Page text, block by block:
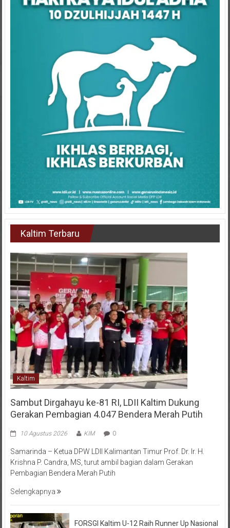
Kaltim Terbaru
Kaltim
Sambut Dirgahayu ke-81 RI, LDII Kaltim Dukung
Gerakan Pembagian 4.047 Bendera Merah Putih
10 Agustus 2026 KIM 0
Samarinda – Ketua DPW LDII Kalimantan Timur Prof. Dr. Ir. H.
Krishna P. Candra, MS, turut ambil bagian dalam Gerakan
Pembagian Bendera Merah Putih
Selengkapnya
FORSGI Kaltim U-12 Raih Runner Up Nasional